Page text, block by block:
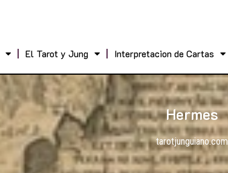
El Tarot y Jung Interpretacion de Cartas
Hermes
tarotjunguiano.com